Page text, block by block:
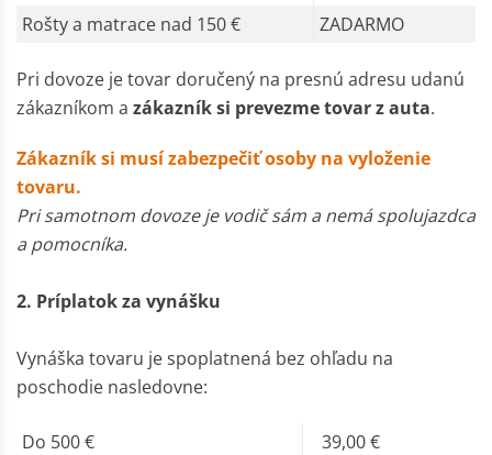
Rošty a matrace nad 150 €
ZADARMO
Pri dovoze je tovar doručený na presnú adresu udanú
zákazníkom a zákazníksi prevezme tovar z auta.
Zákazník si musí zabezpečiť osoby na vyloženie
tovaru.
Pri samotnom dovoze je vodič sám a nemá spolujazdca
a pomocníka.
2. Príplatok za vynášku
Vynáška tovaru je spoplatnená bez ohľadu na
poschodie nasledovne:
Do 500 €
39,00 €